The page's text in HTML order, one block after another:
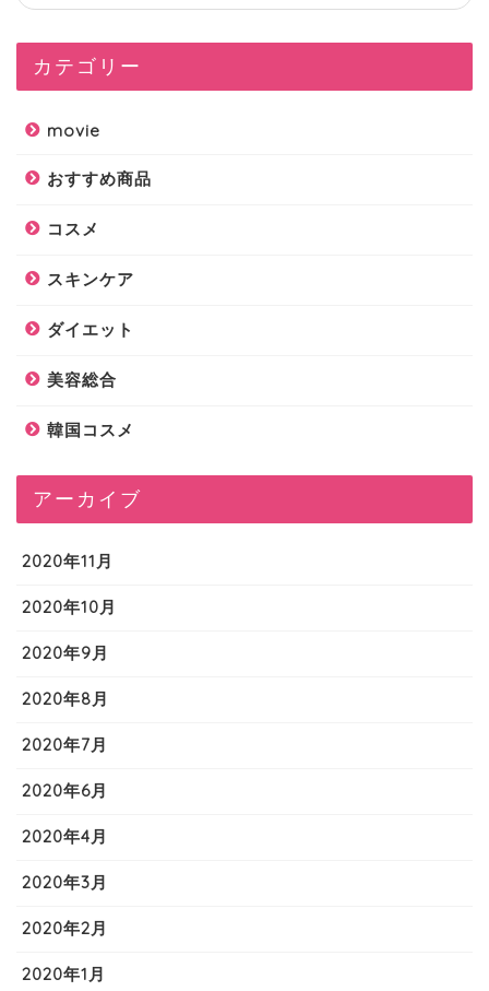
カテゴリー
movie
おすすめ商品
コスメ
スキンケア
ダイエット
美容総合
韓国コスメ
アーカイブ
2020年11月
2020年10月
2020年9月
2020年8月
2020年7月
2020年6月
2020年4月
2020年3月
2020年2月
2020年1月